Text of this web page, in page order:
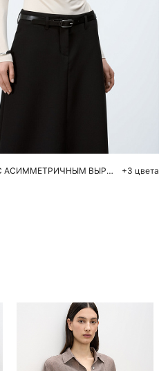
L
ЛОНГСЛИВ С АСИММЕТРИЧНЫМ ВЫРЕЗОМ +3 цвета